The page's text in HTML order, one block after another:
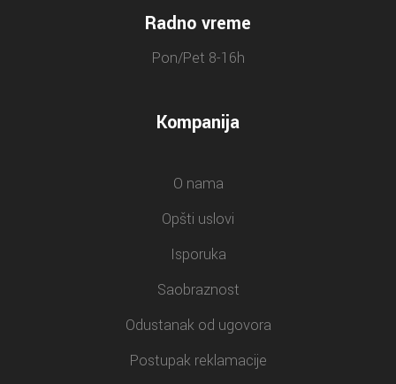
Radno vreme
Pon/Pet 8-16h
Kompanija
O nama
Opšti uslovi
Isporuka
Saobraznost
Odustanak od ugovora
Postupak reklamacije